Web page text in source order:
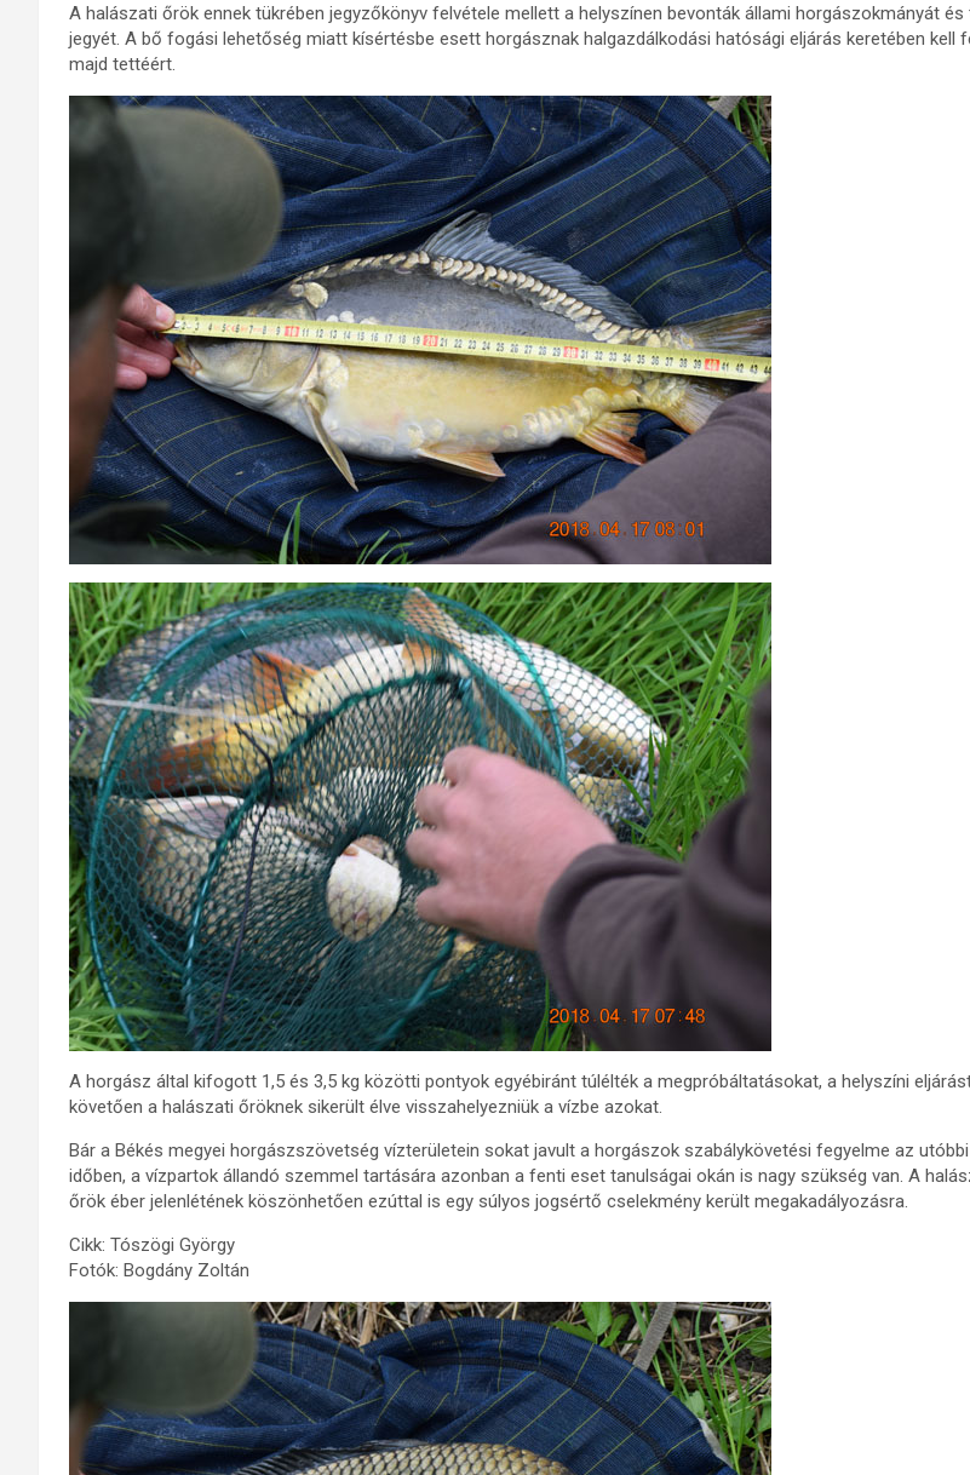
A halászati őrök ennek tükrében jegyzőkönyv felvétele mellett a helyszínen bevonták állami horgászokmányát és
jegyét. A bő fogási lehetőség miatt kísértésbe esett horgásznak halgazdálkodási hatósági eljárás keretében kell
majd tettéért.
A horgász által kifogott 1,5 és 3,5 kg közötti pontyok egyébiránt túlélték a megpróbáltatásokat, a helyszíni
követően a halászati őröknek sikerült élve visszahelyezniük a vízbe azokat.
Bár a Békés megyei horgászszövetség vízterületein sokat javult a horgászok szabálykövetési fegyelme az utóbbi
időben, a vízpartok állandó szemmel tartására azonban a fenti eset tanulságai okán is nagy szükség van. A
őrök éber jelenlétének köszönhetően ezúttal is egy súlyos jogsértő cselekmény került megakadályozásra.
Cikk: Tószögi György
Fotók: Bogdány Zoltán